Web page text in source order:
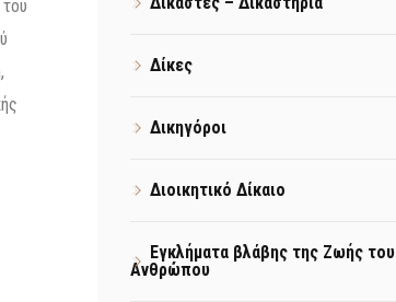
Δίκες
Δικηγόροι
Διοικητικό Δίκαιο
Εγκλήματα βλάβης της Ζωής του
Ανθρώπου